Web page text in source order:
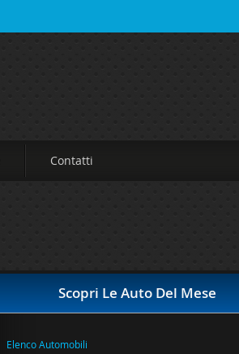
Contatti
Scopri Le Auto Del Mese
Elenco Automobili